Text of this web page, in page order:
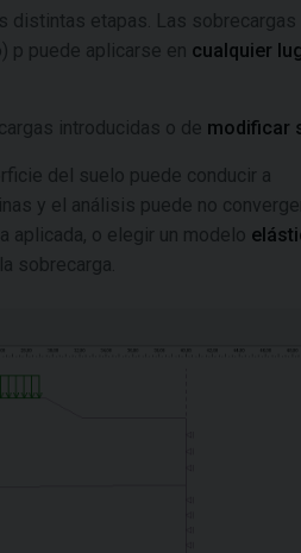
etapas. Las sobrecargas
p puede aplicarse en cualquier
introducidas o de modificar
del suelo puede conducir a
y el análisis puede no
aplicada, o elegir un modelo
sobrecarga.